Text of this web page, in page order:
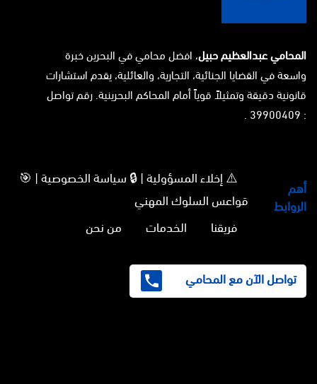
المحامي عبدالعظيم حبيل، افضل محامي في البحرين خبرة
واسعة في القضايا الجنائية، التجارية، والعائلية، يقدم استشارات
قانونية دقيقة وتمثيلاً قوياً أمام المحاكم البحرينية. رقم تواصل
: 39900409 .
أهم
الروابط
⚠️ إخلاء المسؤولية | 🔒 سياسة الخصوصية | 🎯
قواعس السلوك المهني
فريقنا
الخدمات من نحن
تواصل الآن مع المحامي